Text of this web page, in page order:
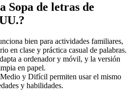
Sopa de letras de
bien para actividades familiares,
en clase y práctica casual de palabras.
a ordenador y móvil, y la versión
en papel.
y Difícil permiten usar el mismo
y habilidades.